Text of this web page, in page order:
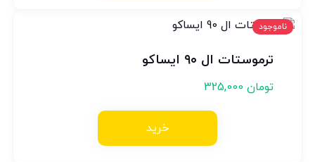
ناموجود
ترموستات ال ۹۰ ایساکو
تومان325,000
خرید